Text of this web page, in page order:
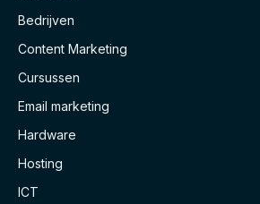
Bedrijven
Content Marketing
Cursussen
Email marketing
Hardware
Hosting
ICT